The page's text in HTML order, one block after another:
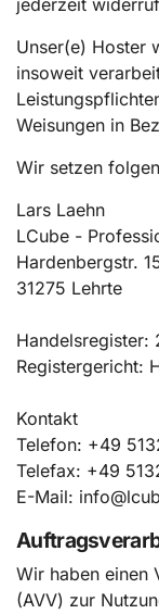
Unser(e) Hoster
insoweit
Weisungen in
Wir setzen
Lars Laehn
LCube -
Hardenbergstr.
31275 Lehrte
Handelsregister:
Registergericht:
Kontakt
Telefon: +49
Telefax: +49
E-Mail:
Wir haben einen
(AVV) zur